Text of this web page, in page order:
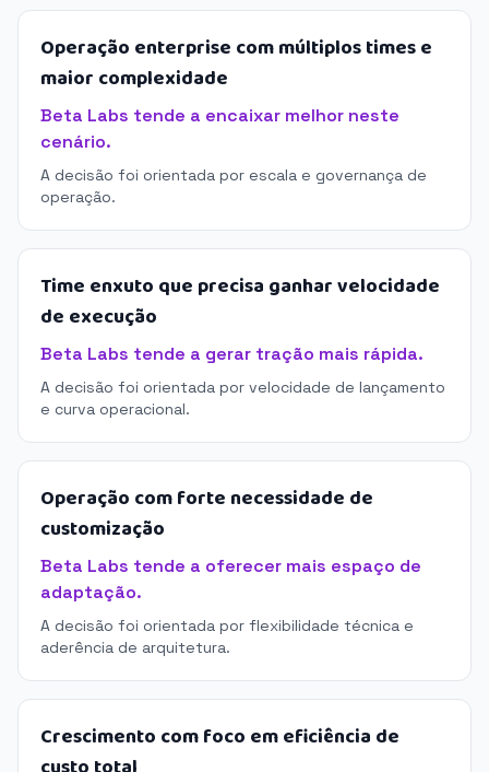
Operação enterprise com múltiplos times e
maior complexidade
Beta Labs tende a encaixar melhor neste
cenário.
A decisão foi orientada por escala e governança de
operação.
Time enxuto que precisa ganhar velocidade
de execução
Beta Labs tende a gerar tração mais rápida.
A decisão foi orientada por velocidade de lançamento
e curva operacional.
Operação com forte necessidade de
customização
Beta Labs tende a oferecer mais espaço de
adaptação.
A decisão foi orientada por flexibilidade técnica e
aderência de arquitetura.
Crescimento com foco em eficiência de